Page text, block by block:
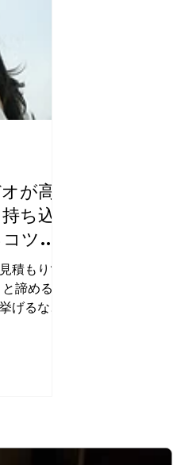
が高
ち込
ツと
積もりで
諦める前
げるな